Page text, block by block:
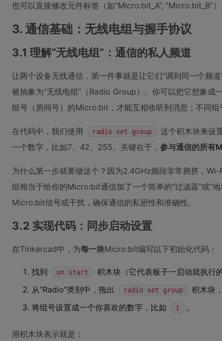
也可以直接修改元件标签（如“Micro:bit_A”, “Micro:bit_B”
3. 通信基础：无线电组与握手协议
3.1 理解“无线电组”：通信的私人频道
让两个设备无线通信，第一件事就是让它们“调到同一个频
被抽象为“无线电组”（Radio Group）。你可以把它想象成
组号（房间号）的Micro:bit，才能互相收听到消息；不同
在代码中，我们使用 radio set group
这个积木块来设
一个数字，比如7、42、255。关键在于， 参与通信的所有
为什么第一步就要做这个？因为2.4GHz频段非常拥挤，
组相当于给你的Micro:bit通信加了一个简单的“过滤器”或“
Micro:bit信号或干扰，确保通信的私密性和准确性。
3.2 实现代码：同步启动设置
在Tinkercad中，为每一块Micro:bit编写以下初始化代码：
找到 on start
积木块（它代表板子一启动就执行
从“Radio”类别中，拖出
radio set group
积木块
将组号设置成一个你喜欢的数字，比如
1 。
用积木块表示就是：